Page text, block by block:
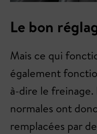
Le bon
Mais ce qui
également
à-dire le
normales ont
remplacées par